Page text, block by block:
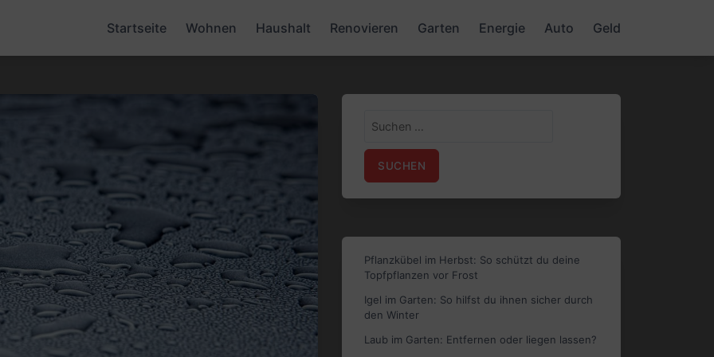
Startseite Wohnen Haushalt Renovieren Garten Energie Auto Geld
nach:
Pflanzkübel im Herbst: So schützt du deine
Topfpflanzen vor Frost
Igel im Garten: So hilfst du ihnen sicher durch
den Winter
Laub im Garten: Entfernen oder liegen lassen?